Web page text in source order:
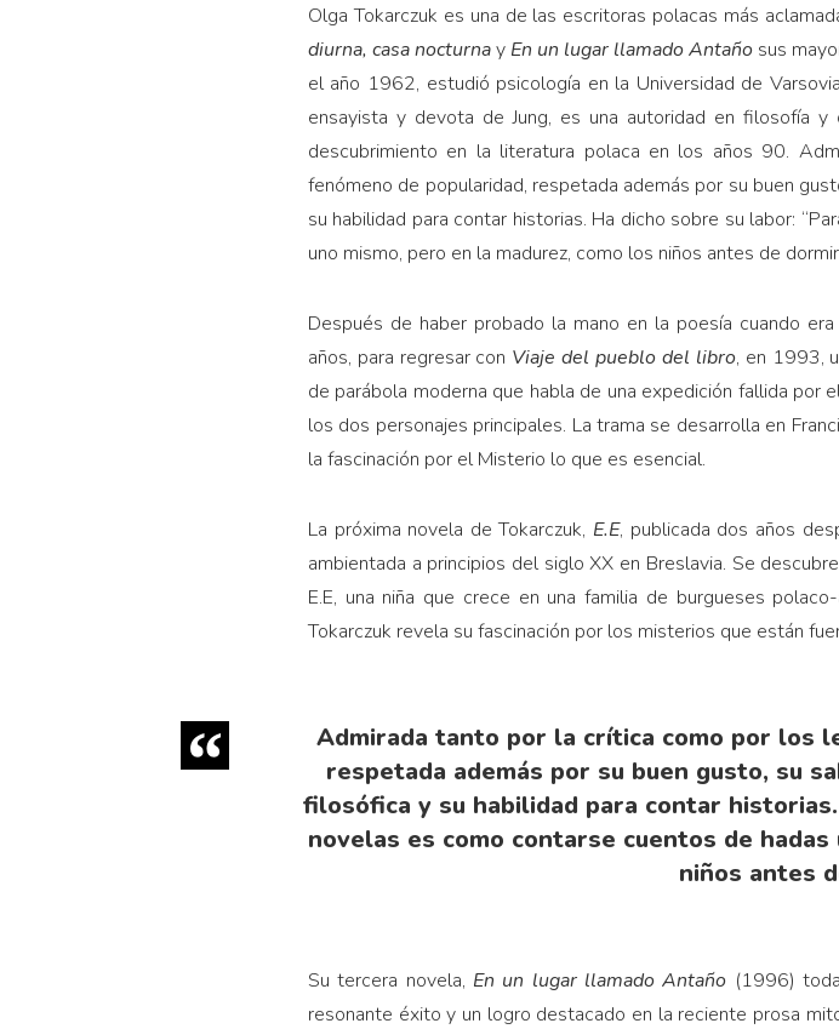
Olga Tokarczuk es una de las escritoras polacas más
diurna, casa nocturnay En un lugar llamado Antaño sus
el año 1962, estudió psicología en la Universidad de
ensayista y devota de Jung, es una autoridad en filosofía y
descubrimiento en la literatura polaca en los años 90.
fenómeno de popularidad, respetada además por su buen
su habilidad para contar historias. Ha dicho sobre su labor:
uno mismo, pero en la madurez, como los niños antes de
Después de haber probado la mano en la poesía cuando
años, para regresar con Viaje del pueblo del libro, en 1993,
de parábola moderna que habla de una expedición fallida
los dos personajes principales. La trama se desarrolla en
la fascinación por el Misterio lo que es esencial.
La próxima novela de Tokarczuk, E.E, publicada dos años
ambientada a principios del siglo XX en Breslavia. Se
E.E, una niña que crece en una familia de burgueses
Tokarczuk revela su fascinación por los misterios que están
Admirada tanto por la crítica como por los
respetada además por su buen gusto, su
filosófica y su habilidad para contar
novelas es como contarse cuentos de
niños antes
Su tercera novela, En un lugar llamado Antaño (1996)
resonante éxito y un logro destacado en la reciente prosa